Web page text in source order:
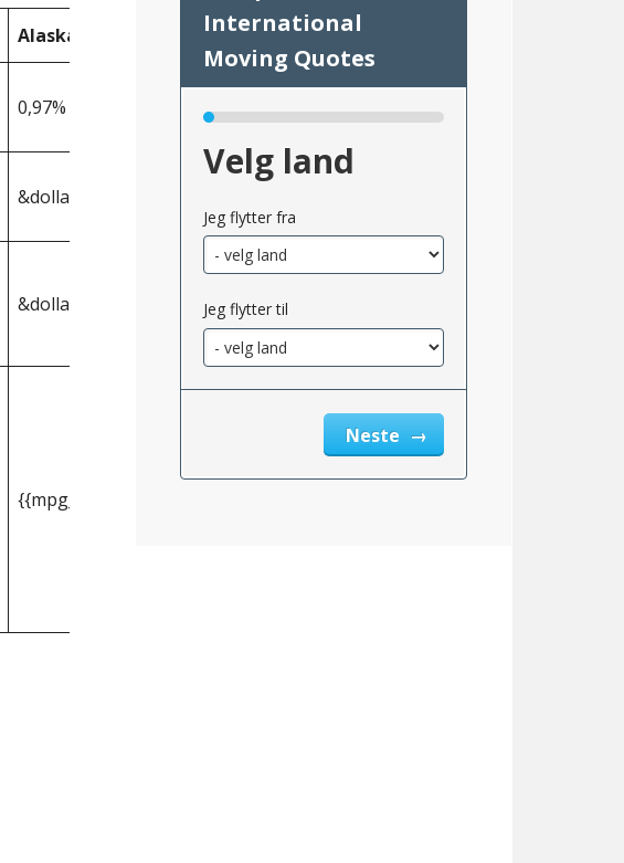
Alaska
0,97%
&dollar;364,964
&dollar;3 540
{{mpg_gjennomsnittlig_inntekt_etter_eiendomsskatt_2}}
Velg land
Jeg flytter fra
Jeg flytter til
Neste